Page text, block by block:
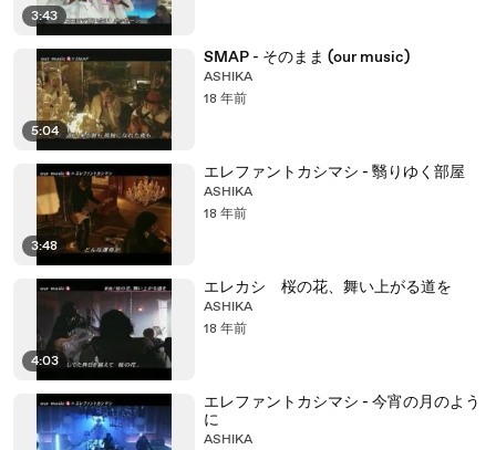
3:43
5:04
SMAP - そのまま (our music)
ASHIKA
18 年前
3:48
エレファントカシマシ - 翳りゆく部屋
ASHIKA
18 年前
4:03
エレカシ 桜の花、舞い上がる道を
ASHIKA
18 年前
エレファントカシマシ - 今宵の月のよう
に
ASHIKA